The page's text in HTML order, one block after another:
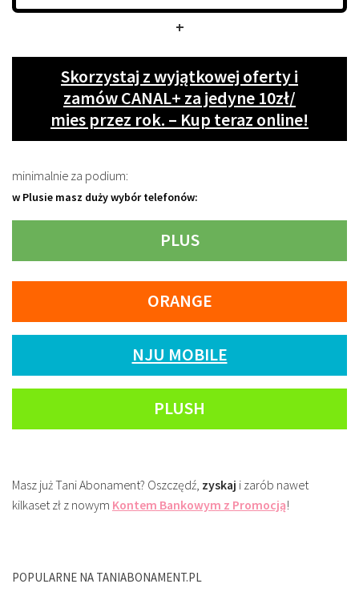
+
Skorzystaj z wyjątkowej oferty i
zamów CANAL+ za jedyne 10zł/
mies przez rok. – Kup teraz online!
minimalnie za podium:
w Plusie masz duży wybór telefonów:
PLUS
ORANGE
NJU MOBILE
PLUSH
Masz już Tani Abonament? Oszczędź, zyskaj i zarób nawet
kilkaset zł z nowym Kontem Bankowym z Promocją!
POPULARNE NA TANIABONAMENT.PL